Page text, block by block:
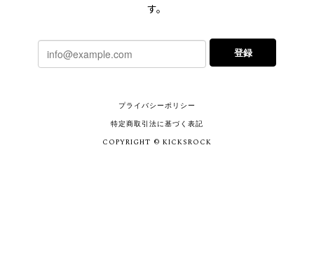
す。
登録
プライバシーポリシー
特定商取引法に基づく表記
COPYRIGHT © KICKSROCK